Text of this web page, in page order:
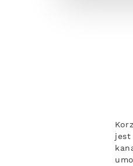
jest